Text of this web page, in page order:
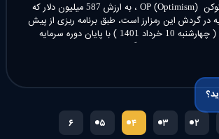
بیش از 386 میلیون توکن OP (Optimism) ، به ارزش 587 میلیون دلار که
در گردش این رمزارز است، طبق برنامه ریزی از پیش
تعیین شده در 31 می ( چهارشنبه 10 خرداد 1401 ) با پایان دوره سرمایه
که باعث ایجاد نگرانی در مورد فشار […]
۲ ۳ ۴ ۵ ۶